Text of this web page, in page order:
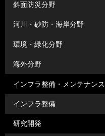
斜面防災分野
河川・砂防・海岸分野
環境・緑化分野
海外分野
インフラ整備・メンテナンス
インフラ整備
研究開発